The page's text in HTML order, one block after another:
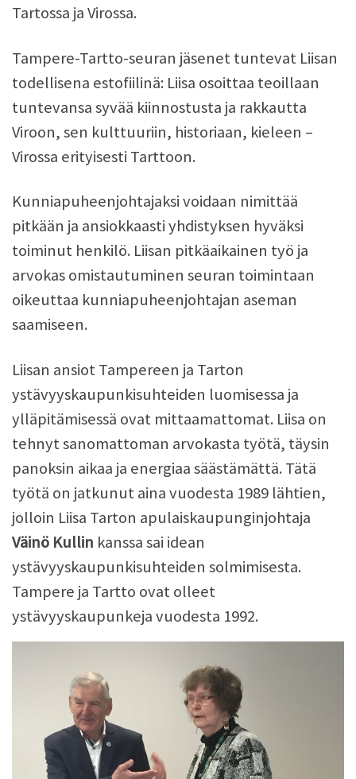
Tartossa ja Virossa.
Tampere-Tartto-seuran jäsenet tuntevat Liisan
todellisena estofiilinä: Liisa osoittaa teoillaan
tuntevansa syvää kiinnostusta ja rakkautta
Viroon, sen kulttuuriin, historiaan, kieleen –
Virossa erityisesti Tarttoon.
Kunniapuheenjohtajaksi voidaan nimittää
pitkään ja ansiokkaasti yhdistyksen hyväksi
toiminut henkilö. Liisan pitkäaikainen työ ja
arvokas omistautuminen seuran toimintaan
oikeuttaa kunniapuheenjohtajan aseman
saamiseen.
Liisan ansiot Tampereen ja Tarton
ystävyyskaupunkisuhteiden luomisessa ja
ylläpitämisessä ovat mittaamattomat. Liisa on
tehnyt sanomattoman arvokasta työtä, täysin
panoksin aikaa ja energiaa säästämättä. Tätä
työtä on jatkunut aina vuodesta 1989 lähtien,
jolloin Liisa Tarton apulaiskaupunginjohtaja
Väinö Kullin kanssa sai idean
ystävyyskaupunkisuhteiden solmimisesta.
Tampere ja Tartto ovat olleet
ystävyyskaupunkeja vuodesta 1992.